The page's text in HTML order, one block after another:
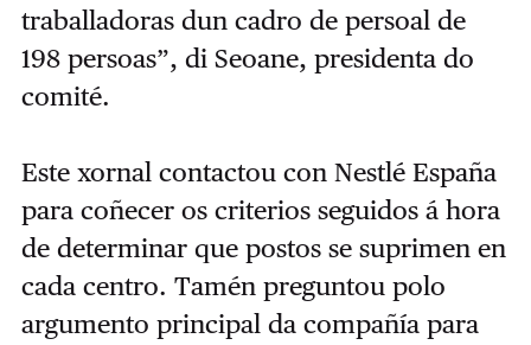
traballadoras dun cadro de persoal de
198 persoas”, di Seoane, presidenta do
comité.
Este xornal contactou con Nestlé España
para coñecer os criterios seguidos á hora
de determinar que postos se suprimen en
cada centro. Tamén preguntou polo
argumento principal da compañía para